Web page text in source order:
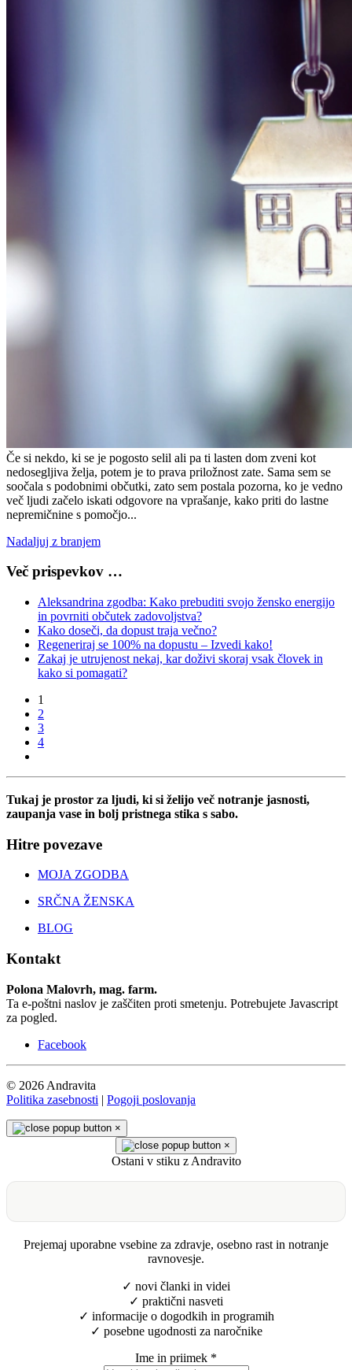
Če si nekdo, ki se je pogosto selil ali pa ti lasten dom zveni kot
nedosegljiva želja, potem je to prava priložnost zate. Sama sem se
soočala s podobnimi občutki, zato sem postala pozorna, ko je vedno
več ljudi začelo iskati odgovore na vprašanje, kako priti do lastne
nepremičnine s pomočjo...
Nadaljuj z branjem
Več prispevkov …
Aleksandrina zgodba: Kako prebuditi svojo žensko energijo
in povrniti občutek zadovoljstva?
Kako doseči, da dopust traja večno?
Regeneriraj se 100% na dopustu – Izvedi kako!
Zakaj je utrujenost nekaj, kar doživi skoraj vsak človek in
kako si pomagati?
1
2
3
4
Tukaj je prostor za ljudi, ki si želijo več notranje jasnosti,
zaupanja vase in bolj pristnega stika s sabo.
Hitre povezave
MOJA ZGODBA
SRČNA ŽENSKA
BLOG
Kontakt
Polona Malovrh, mag. farm.
Ta e-poštni naslov je zaščiten proti smetenju. Potrebujete Javascript
za pogled.
Facebook
© 2026 Andravita
Politika zasebnosti | Pogoji poslovanja
×
×
Ostani v stiku z Andravito
Prejemaj uporabne vsebine za zdravje, osebno rast in notranje
ravnovesje.
✓ novi članki in videi
✓ praktični nasveti
✓ informacije o dogodkih in programih
✓ posebne ugodnosti za naročnike
Ime in priimek *